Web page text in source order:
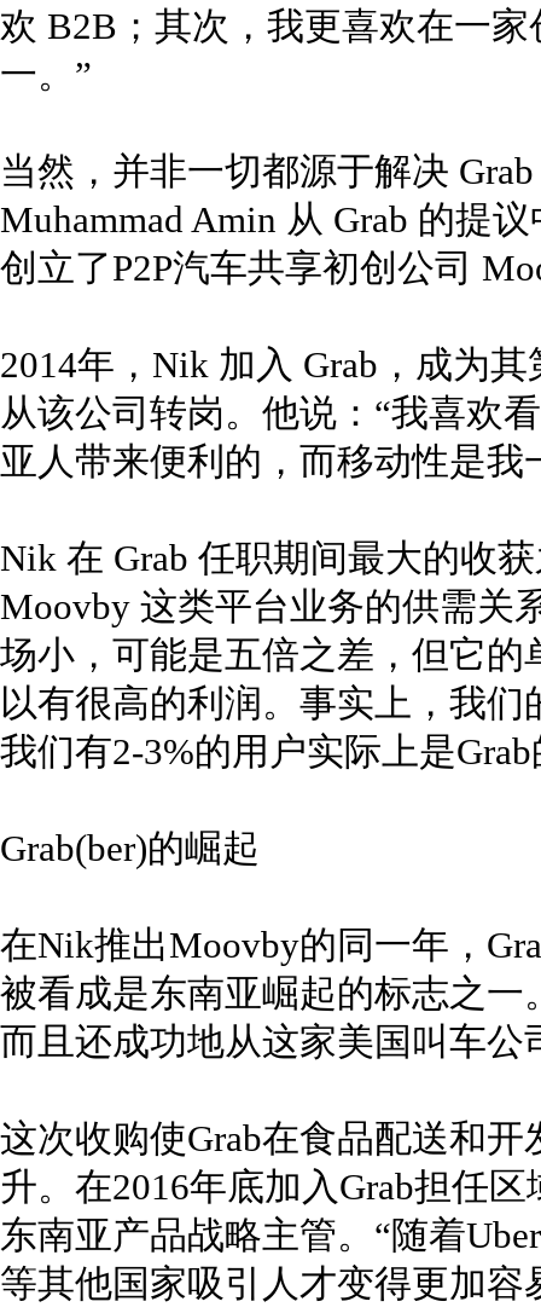
欢 B2B；其次，我更喜欢在一
一。”
当然，并非一切都源于解决
Muhammad Amin 从 Grab 的提
创立了P2P汽车共享初创公司
2014年，Nik 加入 Grab，成为
从该公司转岗。他说：“我喜欢
亚人带来便利的，而移动性是我
Nik 在 Grab 任职期间最大的收
Moovby 这类平台业务的供需关
场小，可能是五倍之差，但它
以有很高的利润。事实上，我们
我们有2-3%的用户实际上是
Grab(ber)的崛起
在Nik推出Moovby的同一年，
被看成是东南亚崛起的标志之
而且还成功地从这家美国叫车公
这次收购使Grab在食品配送和
升。在2016年底加入Grab担任
东南亚产品战略主管。“随着
等其他国家吸引人才变得更加容